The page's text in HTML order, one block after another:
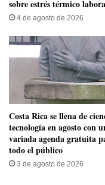
sobre estrés térmico
4 de agosto de 2026
​Costa Rica se llena de
tecnología en agosto con
variada agenda gratuita
todo el público
3 de agosto de 2026